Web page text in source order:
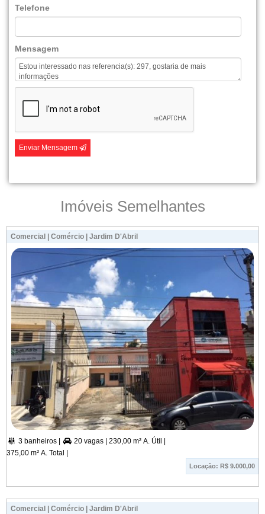
Telefone
Mensagem
Enviar Mensagem
Imóveis Semelhantes
Comercial | Comércio | Jardim D'Abril
 3 banheiros |  20 vagas |
230,00 m² A. Útil |
375,00 m² A. Total |
Locação: R$ 9.000,00
Comercial | Comércio | Jardim D'Abril